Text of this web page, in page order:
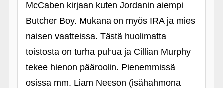
McCaben kirjaan kuten Jordanin aiempi
Butcher Boy. Mukana on myös IRA ja mies
naisen vaatteissa. Tästä huolimatta
toistosta on turha puhua ja Cillian Murphy
tekee hienon pääroolin. Pienemmissä
osissa mm. Liam Neeson (isähahmona